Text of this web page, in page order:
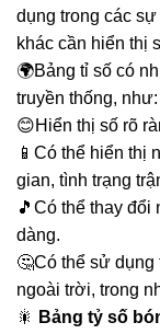
dụng trong các
khác cần hiển thị
🌍Bảng tỉ số có
truyền thống, như:
😊Hiển thị số rõ
📱Có thể hiển thị
gian, tình trạng
🎵Có thể thay đổi
dàng.
🤔Có thể sử
ngoài trời, trong
🎇
Bảng tỷ số